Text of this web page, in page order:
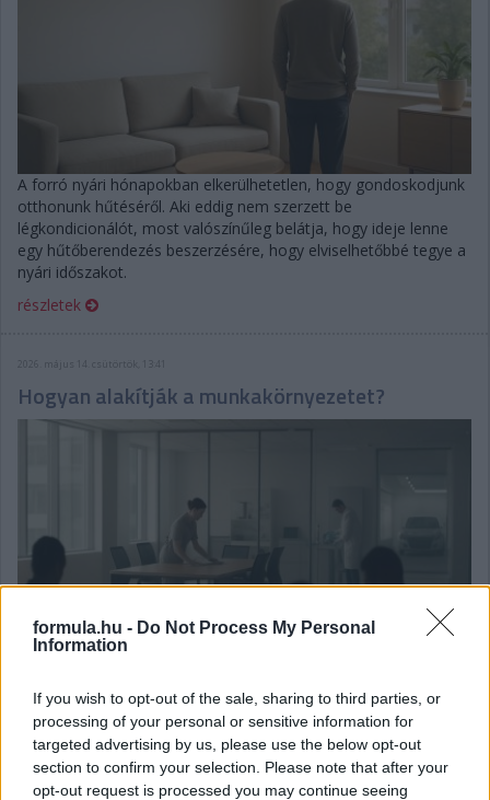
formula.hu - Do Not Process My Personal
Information
If you wish to opt-out of the sale, sharing to third parties, or
processing of your personal or sensitive information for
targeted advertising by us, please use the below opt-out
section to confirm your selection. Please note that after your
opt-out request is processed you may continue seeing
A forró nyári hónapokban elkerülhetetlen, hogy gondoskodjunk
otthonunk hűtéséről. Aki eddig nem szerzett be
légkondicionálót, most valószínűleg belátja, hogy ideje lenne
egy hűtőberendezés beszerzésére, hogy elviselhetőbbé tegye a
nyári időszakot.
részletek
2026. május 14. csütörtök, 13:41
Hogyan alakítják a munkakörnyezetet?
Székesfehérvár dinamikusan növekvő üzleti világa számos
munkalehetőséget biztosít különféle területeken.
részletek